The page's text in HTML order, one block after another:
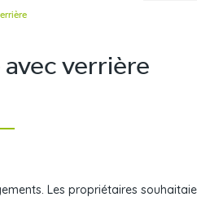
verrière
Les propriétaires